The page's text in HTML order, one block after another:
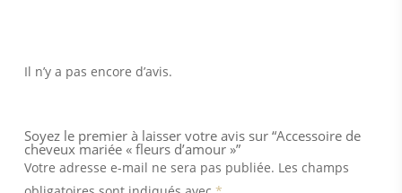
Il n’y a pas encore d’avis.
Soyez le premier à laisser votre avis sur “Accessoire de
cheveux mariée « fleurs d’amour »”
Votre adresse e-mail ne sera pas publiée. Les champs